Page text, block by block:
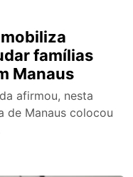
famílias
Manaus
afirmou, nesta
de Manaus colocou